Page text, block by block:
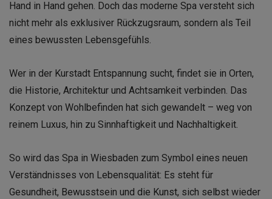
Hand in Hand gehen. Doch das moderne Spa versteht sich
nicht mehr als exklusiver Rückzugsraum, sondern als Teil
eines bewussten Lebensgefühls.
Wer in der Kurstadt Entspannung sucht, findet sie in Orten,
die Historie, Architektur und Achtsamkeit verbinden. Das
Konzept von Wohlbefinden hat sich gewandelt – weg von
reinem Luxus, hin zu Sinnhaftigkeit und Nachhaltigkeit.
So wird das Spa in Wiesbaden zum Symbol eines neuen
Verständnisses von Lebensqualität: Es steht für
Gesundheit, Bewusstsein und die Kunst, sich selbst wieder